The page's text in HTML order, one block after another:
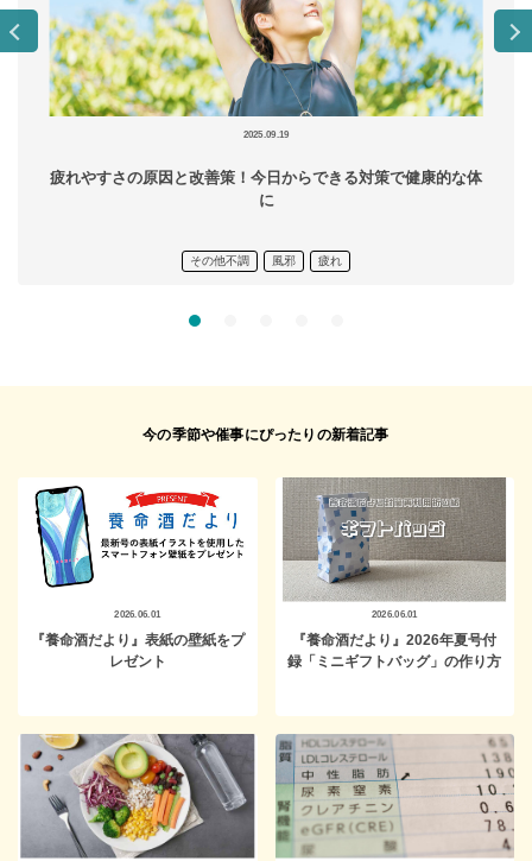
2025.09.19
疲れやすさの原因と改善策！今日からできる対策で健康的な体
に
その他不調 風邪 疲れ
今の季節や催事にぴったりの新着記事
2026.06.01
『養命酒だより』表紙の壁紙をプ
レゼント
2026.06.01
『養命酒だより』2026年夏号付
録「ミニギフトバッグ」の作り方